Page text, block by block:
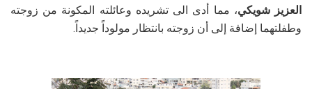
العزيز شويكي، مما أدى الى تشريده وعائلته المكونة من زوجته
وطفلتهما إضافة إلى أن زوجته بانتظار مولوداً جديداً.